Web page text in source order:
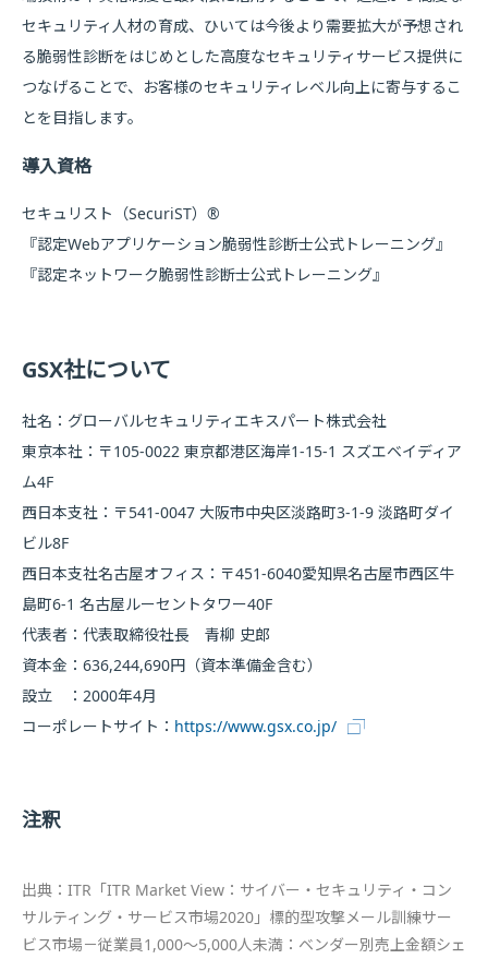
セキュリティ人材の育成、ひいては今後より需要拡大が予想され
る脆弱性診断をはじめとした高度なセキュリティサービス提供に
つなげることで、お客様のセキュリティレベル向上に寄与するこ
とを目指します。
導入資格
セキュリスト（SecuriST）®
『認定Webアプリケーション脆弱性診断士公式トレーニング』
『認定ネットワーク脆弱性診断士公式トレーニング』
GSX社について
社名：グローバルセキュリティエキスパート株式会社
東京本社：〒105-0022 東京都港区海岸1-15-1 スズエベイディア
ム4F
西日本支社：〒541-0047 大阪市中央区淡路町3-1-9 淡路町ダイ
ビル8F
西日本支社名古屋オフィス：〒451-6040愛知県名古屋市西区牛
島町6-1 名古屋ルーセントタワー40F
代表者：代表取締役社長 青柳 史郎
資本金：636,244,690円（資本準備金含む）
設立 ：2000年4月
コーポレートサイト： https://www.gsx.co.jp/
注釈
出典：ITR「ITR Market View：サイバー・セキュリティ・コン
サルティング・サービス市場2020」標的型攻撃メール訓練サー
ビス市場－従業員1,000～5,000人未満：ベンダー別売上金額シェ